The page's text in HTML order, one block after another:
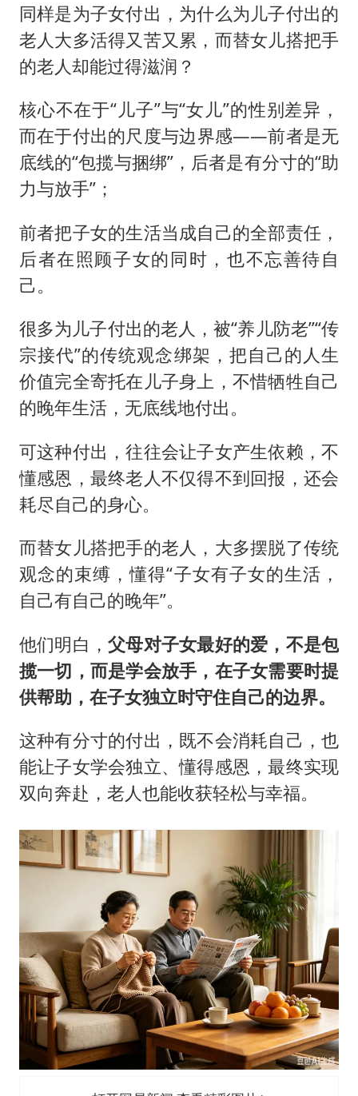
同样是为子女付出，为什么为儿子付出的
老人大多活得又苦又累，而替女儿搭把手
的老人却能过得滋润？
核心不在于“儿子”与“女儿”的性别差异，
而在于付出的尺度与边界感——前者是无
底线的“包揽与捆绑”，后者是有分寸的“助
力与放手”；
前者把子女的生活当成自己的全部责任，
后者在照顾子女的同时，也不忘善待自
己。
很多为儿子付出的老人，被“养儿防老”“传
宗接代”的传统观念绑架，把自己的人生
价值完全寄托在儿子身上，不惜牺牲自己
的晚年生活，无底线地付出。
可这种付出，往往会让子女产生依赖，不
懂感恩，最终老人不仅得不到回报，还会
耗尽自己的身心。
而替女儿搭把手的老人，大多摆脱了传统
观念的束缚，懂得“子女有子女的生活，
自己有自己的晚年”。
他们明白，父母对子女最好的爱，不是包
揽一切，而是学会放手，在子女需要时提
供帮助，在子女独立时守住自己的边界。
这种有分寸的付出，既不会消耗自己，也
能让子女学会独立、懂得感恩，最终实现
双向奔赴，老人也能收获轻松与幸福。